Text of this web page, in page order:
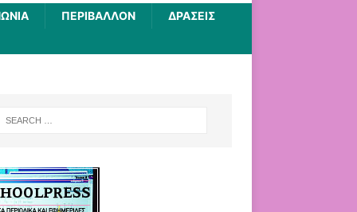
ΠΕΡΙΒΑΛΛΟΝ
ΔΡΑΣΕΙΣ